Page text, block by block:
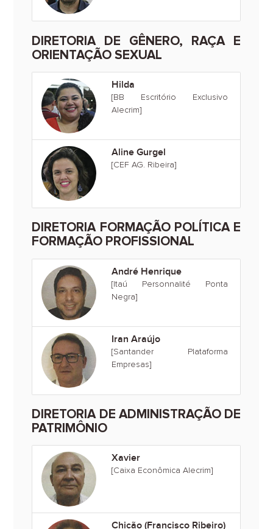
DIRETORIA DE GÊNERO, RAÇA E
ORIENTAÇÃO SEXUAL
Hilda
[BB Escritório Exclusivo
Alecrim]
Aline Gurgel
[CEF AG. Ribeira]
DIRETORIA FORMAÇÃO POLÍTICA E
FORMAÇÃO PROFISSIONAL
André Henrique
[Itaú Personnalité Ponta
Negra]
Iran Araújo
[Santander Plataforma
Empresas]
DIRETORIA DE ADMINISTRAÇÃO DE
PATRIMÔNIO
Xavier
[Caixa Econômica Alecrim]
Chicão (Francisco Ribeiro)